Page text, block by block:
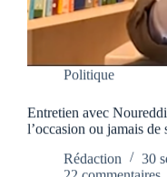
Politique
Entretien avec
l’occasion ou jamais de
Rédaction
30